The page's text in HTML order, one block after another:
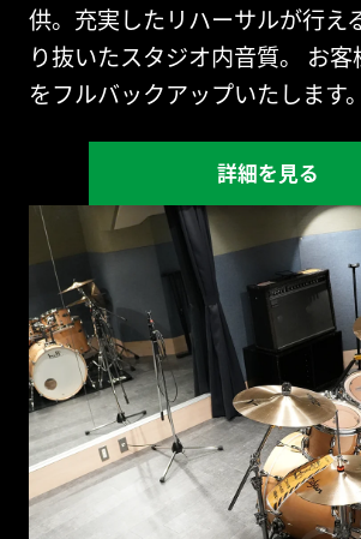
供。充実したリハーサルが行え
り抜いたスタジオ内音質。 お
をフルバックアップいたします。
詳細を見る